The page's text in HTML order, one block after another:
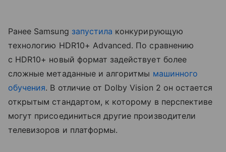
Ранее Samsung запустила конкурирующую
технологию HDR10+ Advanced. По сравнению
с HDR10+ новый формат задействует более
сложные метаданные и алгоритмы машинного
обучения. В отличие от Dolby Vision 2 он остается
открытым стандартом, к которому в перспективе
могут присоединиться другие производители
телевизоров и платформы.